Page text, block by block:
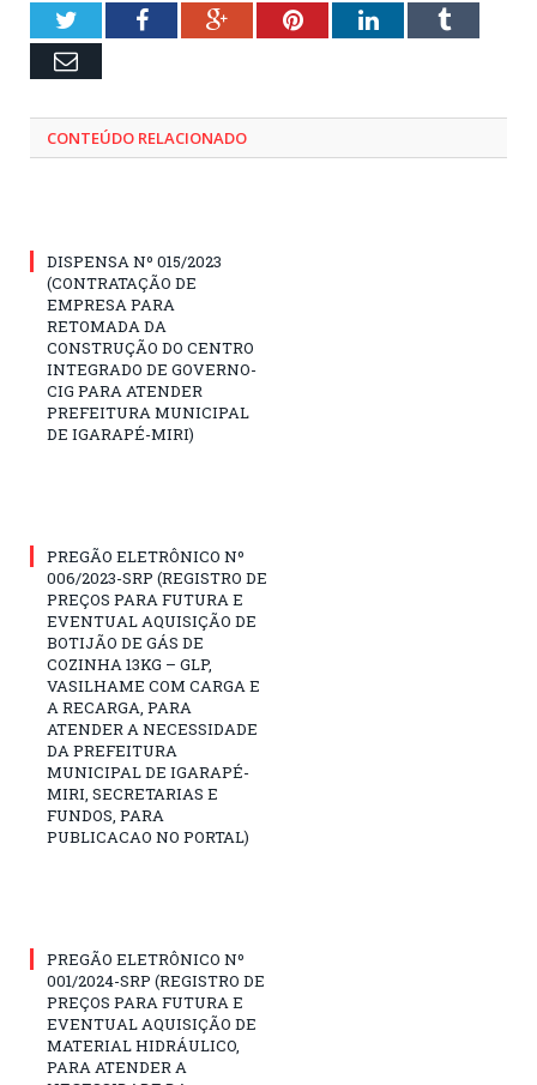
TwitterFacebookGoogle+PinterestLinkedInTumblr
Email
CONTEÚDO RELACIONADO
DISPENSA Nº 015/2023
(CONTRATAÇÃO DE
EMPRESA PARA
RETOMADA DA
CONSTRUÇÃO DO CENTRO
INTEGRADO DE GOVERNO-
CIG PARA ATENDER
PREFEITURA MUNICIPAL
DE IGARAPÉ-MIRI)
PREGÃO ELETRÔNICO Nº
006/2023-SRP (REGISTRO DE
PREÇOS PARA FUTURA E
EVENTUAL AQUISIÇÃO DE
BOTIJÃO DE GÁS DE
COZINHA 13KG – GLP,
VASILHAME COM CARGA E
A RECARGA, PARA
ATENDER A NECESSIDADE
DA PREFEITURA
MUNICIPAL DE IGARAPÉ-
MIRI, SECRETARIAS E
FUNDOS, PARA
PUBLICACAO NO PORTAL)
PREGÃO ELETRÔNICO Nº
001/2024-SRP (REGISTRO DE
PREÇOS PARA FUTURA E
EVENTUAL AQUISIÇÃO DE
MATERIAL HIDRÁULICO,
PARA ATENDER A